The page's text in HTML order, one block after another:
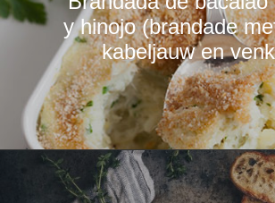
y hinojo (brandade
kabeljauw en